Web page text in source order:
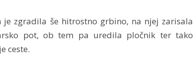
zgradila še hitrostno grbino, na njej zarisala
pot, ob tem pa uredila pločnik ter tako
ceste.